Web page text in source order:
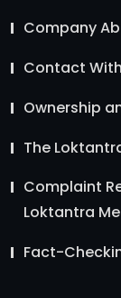
Company
Contact
Ownership
The
Complaint
Loktantra
Fact-